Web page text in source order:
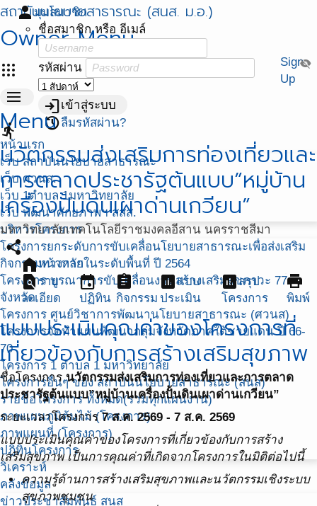
สถาบันนโยบายสาธารณะ (สนส. ม.อ.)
Owner Menu
apps
personมุมสมาชิก
ชื่อสมาชิก หรือ อีเมล์
รหัสผ่าน visibility_off
loginเข้าสู่ระบบ
restoreลืมรหัสผ่าน?
Sign
Up
menu
Menu
หน้าแรก
เว็บ สถาบันนโยบายสาธารณะ
เว็บ ศวนส.
เว็บ 1ตำบล 1มหาวิทยาลัย
เว็บ พัฒนาศักยภาพฯ สสส.
บริหารโครงการ
โครงการยกระดับการขับเคลื่อนโยบายสาธารณะเพื่อส่งเสริม
กิจกรรมทางกายในระดับพื้นที่ ปี 2564
โครงการ บูรณาการขับเคลื่อนงานสร้างเสริมสุขภาวะ 77
จังหวัด
โครงการ ศูนย์วิชาการพัฒนานโยบายสาธารณะ (ศวนส)
โครงการจัดทำแผนพัฒนากลุ่มจังหวัดภาคใต้ชายแดน ปี 66-
70
โครงการ 1 ตำบล 1 มหาวิทยาลัย
โครงการอื่นๆ ของ สถาบันนโยบายสาธารณะ (สนส)
รายชื่อโครงการ ทั้งหมด(รวมทุกแผนงาน)
ภาพแผนภูมิต้นไม้ (โครงการ)
ภาพแผนที่ (โครงการ)
ปฎิทินโครงการ
วิเคราะห์
คลังข้อมูล
ข่าวประชาสัมพันธ์ สนส
directions_run
นวัตกรรมส่งเสริมการท่องเที่ยวและ
การตลาดประชารัฐต้นแบบ”หมู่บ้าน
เครื่องปั้นดินเผาด่านเกวียน”
มหาวิทยาลัยเทคโนโลยีราชมงคลอีสาน นครราชสีมา
share
homeหน้าหลัก
find_in_pageราย
ละเอียด
event
ปฏิทิน
assignment
กิจกรรม
assessmentแบบ
ประเมิน
assessmentสรุป
โครงการ
print
พิมพ์
แบบประเมินคุณค่าของโครงการที่
เกี่ยวข้องกับการสร้างเสริมสุขภาพ
ชื่อโครงการนวัตกรรมส่งเสริมการท่องเที่ยวและการตลาด
ประชารัฐต้นแบบ”หมู่บ้านเครื่องปั้นดินเผาด่านเกวียน”
ระยะเวลาโครงการ7 ส.ค. 2569 - 7 ส.ค. 2569
แบบประเมินคุณค่าของโครงการที่เกี่ยวข้องกับการสร้าง
เสริมสุขภาพ เป็นการคุณค่าที่เกิดจากโครงการในมิติต่อไปนี้
ความรู้ด้านการสร้างเสริมสุขภาพและนวัตกรรมเชิงระบบ
สุขภาพชุมชน